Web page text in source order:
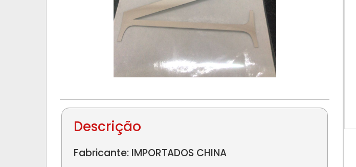
Descrição
Fabricante: IMPORTADOS CHINA